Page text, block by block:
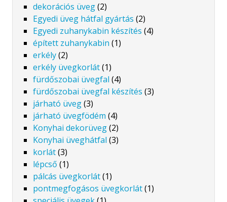
dekorációs üveg(2)
Egyedi üveg hátfal gyártás (2)
Egyedi zuhanykabin készítés (4)
épített zuhanykabin (1)
erkély(2)
erkély üvegkorlát(1)
fürdőszobai üvegfal (4)
fürdőszobai üvegfal készítés (3)
járható üveg(3)
járható üvegfödém (4)
Konyhai dekorüveg(2)
Konyhai üveghátfal (3)
korlát(3)
lépcső (1)
pálcás üvegkorlát(1)
pontmegfogásos üvegkorlát(1)